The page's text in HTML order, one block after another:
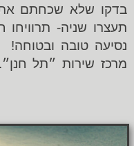
בדקו שלא שכחתם את
תעצרו שניה- תרוויחו
נסיעה טובה ובטוחה!
מרכז שירות ״תל חנן״.